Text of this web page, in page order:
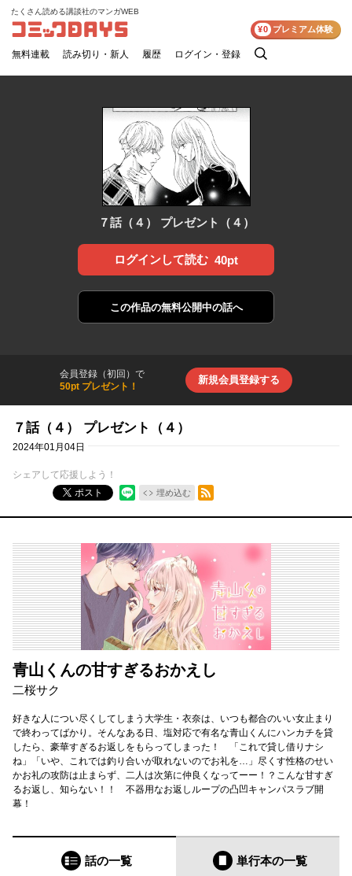
コミックDAYS
たくさん読める講談社のマンガWEB
無料連載 読み切り・新人 履歴 ログイン・登録
検
¥0 プレミアム体験
７話（４） プレゼント（４）
ログインして読む 40pt
この作品の無料公開中の話へ
会員登録（初回）で
50pt プレゼント！
新規会員登録する
７話（４） プレゼント（４）
2024年01月04日
シェアして応援しよう！
ポスト
埋め込む
RSSフィード
青山くんの甘すぎるおかえし
二桜サク
好きな人につい尽くしてしまう大学生・衣奈は、いつも都合のいい女止まり
で終わってばかり。そんなある日、塩対応で有名な青山くんにハンカチを貸
したら、豪華すぎるお返しをもらってしまった！ 「これで貸し借りナシ
ね」「いや、これでは釣り合いが取れないのでお礼を…」尽くす性格のせい
かお礼の攻防は止まらず、二人は次第に仲良くなってーー！？こんな甘すぎ
るお返し、知らない！！ 不器用なお返しループの凸凹キャンパスラブ開
幕！
話の一覧 単行本の一覧